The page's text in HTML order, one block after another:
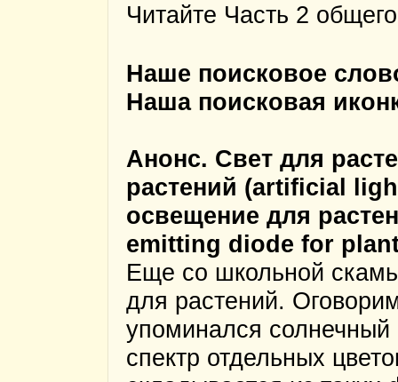
Читайте Часть 2
Наше поисковое
Наша поисковая
Анонс. Свет для
растений (artificial
освещение для
emitting diode for
Еще со школьной
для растений.
упоминался солнечный
спектр отдельных